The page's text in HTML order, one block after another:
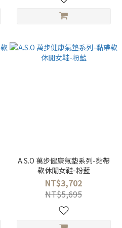
A.S.O 萬步健康氣墊系列-黏帶
款休閒女鞋-粉藍
NT$3,702
NT$5,695